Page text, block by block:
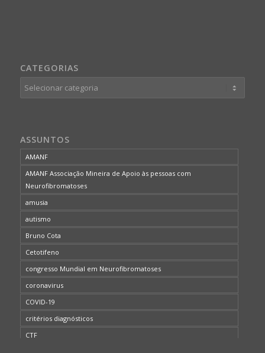
CATEGORIAS
Categorias
ASSUNTOS
AMANF
AMANF Associação Mineira de Apoio às pessoas com
Neurofibromatoses
amusia
autismo
Bruno Cota
Cetotifeno
congresso Mundial em Neurofibromatoses
coronavirus
COVID-19
critérios diagnósticos
CTF